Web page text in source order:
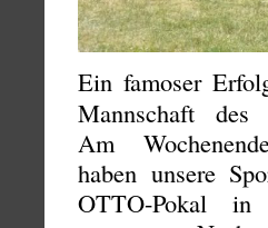
Ein famoser
Mannschaft
Am
haben unsere
OTTO-Pokal in